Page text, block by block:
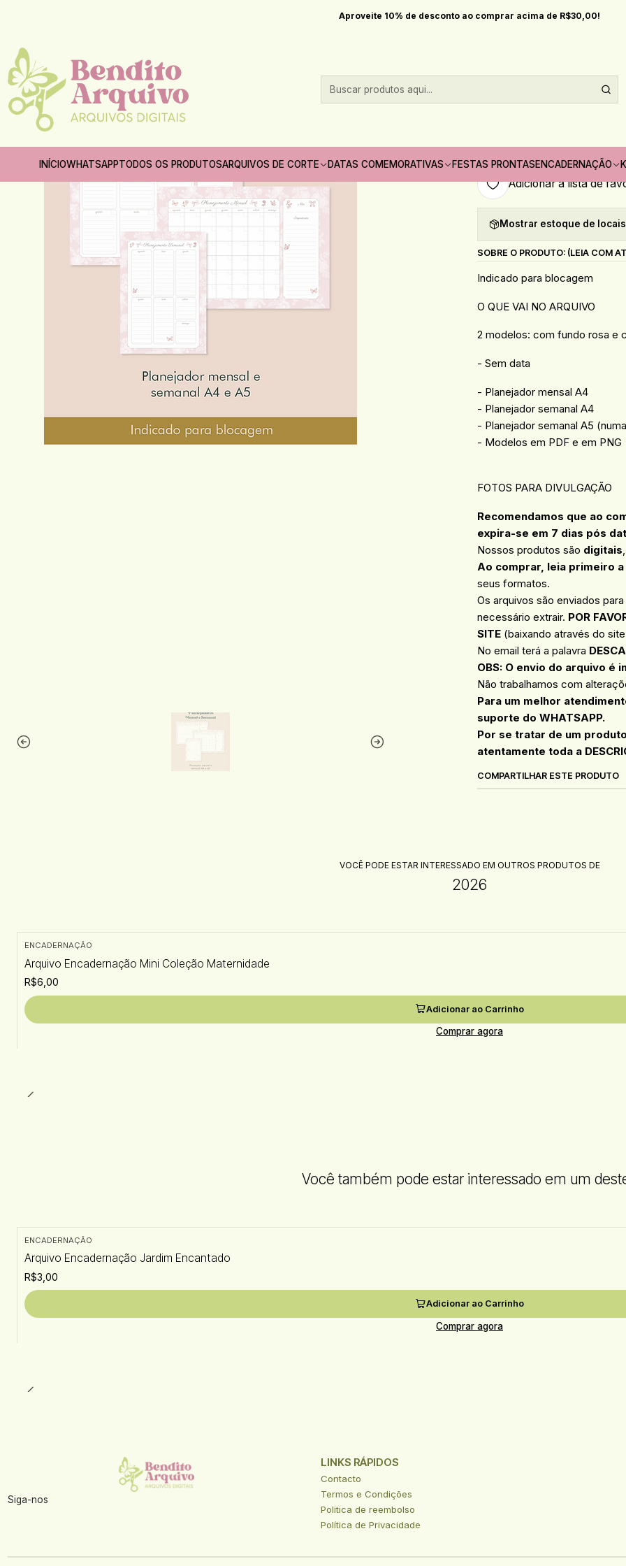
INÍCIOWHATSAPPTODOS OS PRODUTOSARQUIVOS DE CORTE DATAS COMEMORATIVAS FESTAS PRONTASENCADERNAÇÃO
Aproveite 10% de desconto ao comprar acima de R$30,00!
Encadernação 2026 Arquivo Planejadores Mensal e Semanal
Arquivo
Adicionar à lista de
Mostrar estoque de locais
SOBRE O PRODUTO: (LEIA COM
Indicado para blocagem
O QUE VAI NO ARQUIVO
2 modelos: com fundo rosa e
- Sem data
- Planejador mensal A4
- Planejador semanal A4
- Planejador semanal A5
- Modelos em PDF e em PNG
FOTOS PARA DIVULGAÇÃO
Recomendamos que ao
expira-se em 7 dias pós
Nossos produtos são digitais
Ao comprar, leia primeiro
seus formatos.
Os arquivos são enviados
necessário extrair. POR
SITE (baixando através do
No email terá a palavra
OBS: O envio do arquivo
Não trabalhamos com
Para um melhor
suporte do WHATSAPP.
Por se tratar de um
atentamente toda a
COMPARTILHAR ESTE PRODUTO
VOCÊ PODE ESTAR INTERESSADO EM OUTROS PRODUTOS DE
2026
ENCADERNAÇÃO
Arquivo Encadernação Mini Coleção Maternidade
R$6,00
Adicionar ao Carrinho
Comprar agora
Você também pode estar interessado em um
ENCADERNAÇÃO
Arquivo Encadernação Jardim Encantado
R$3,00
Adicionar ao Carrinho
Comprar agora
Siga-nos
LINKS RÁPIDOS
Contacto
Termos e Condições
Politica de reembolso
Política de Privacidade